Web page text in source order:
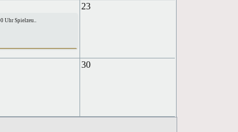
23
Uhr Spielzeu..
30